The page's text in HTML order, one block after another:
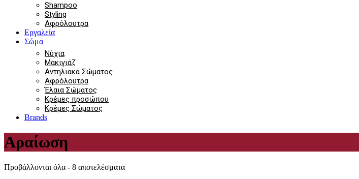
Shampoo
Styling
Αφρόλουτρα
Εργαλεία
Σώμα
Νύχια
Μακιγιάζ
Αντηλιακά Σώματος
Αφρόλουτρα
Έλαια Σώματος
Κρέμες προσώπου
Κρέμες Σώματος
Brands
Αραίωση
Προβάλλονται όλα - 8 αποτελέσματα